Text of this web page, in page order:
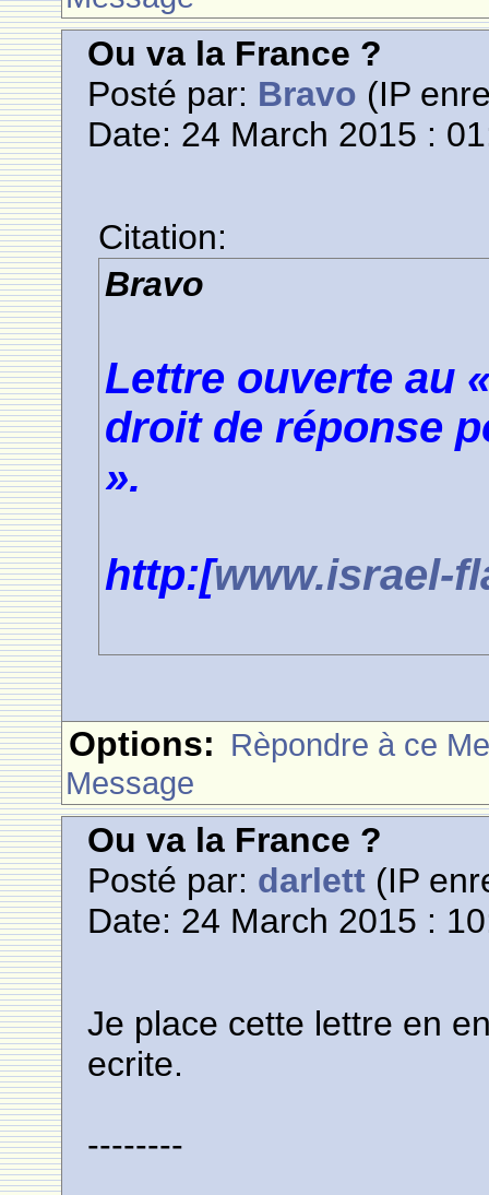
Ou va la France ?
Posté par: Bravo (IP
Date: 24 March 2015 :
Citation:
Bravo
Lettre ouverte au
droit de réponse
».
http:[www.israel-
Options: Rèpondre à ce
Message
Ou va la France ?
Posté par: darlett (IP
Date: 24 March 2015 :
Je place cette lettre en
ecrite.
--------